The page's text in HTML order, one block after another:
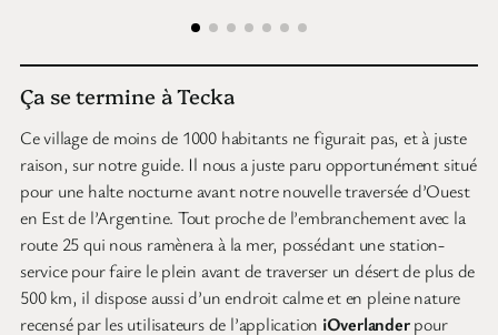
Ça se termine à Tecka
Ce village de moins de 1000 habitants ne figurait pas, et à juste
raison, sur notre guide. Il nous a juste paru opportunément situé
pour une halte nocturne avant notre nouvelle traversée d’Ouest
en Est de l’Argentine. Tout proche de l’embranchement avec la
route 25 qui nous ramènera à la mer, possédant une station-
service pour faire le plein avant de traverser un désert de plus de
500 km, il dispose aussi d’un endroit calme et en pleine nature
recensé par les utilisateurs de l’application iOverlanderpour